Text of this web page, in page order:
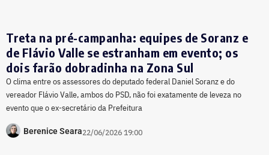
Treta na pré-campanha: equipes de Soranz e
de Flávio Valle se estranham em evento; os
dois farão dobradinha na Zona Sul
O clima entre os assessores do deputado federal Daniel Soranz e do
vereador Flávio Valle, ambos do PSD, não foi exatamente de leveza no
evento que o ex-secretário da Prefeitura
Berenice Seara22/06/2026 19:00